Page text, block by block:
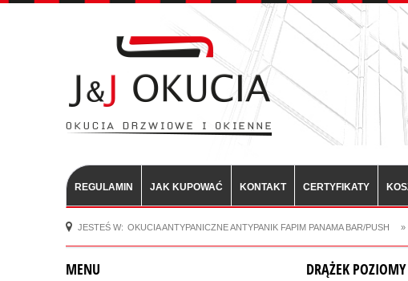
REGULAMIN JAK KUPOWAĆ KONTAKT CERTYFIKATY
JESTEŚ W: OKUCIA ANTYPANICZNE ANTYPANIK FAPIM PANAMA BAR/PUSH »
MENU DRĄŻEK